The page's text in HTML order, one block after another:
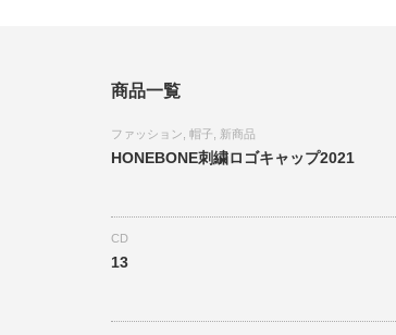
商品一覧
ファッション 帽子 新商品
HONEBONE刺繍ロゴキャップ2021
CD
13